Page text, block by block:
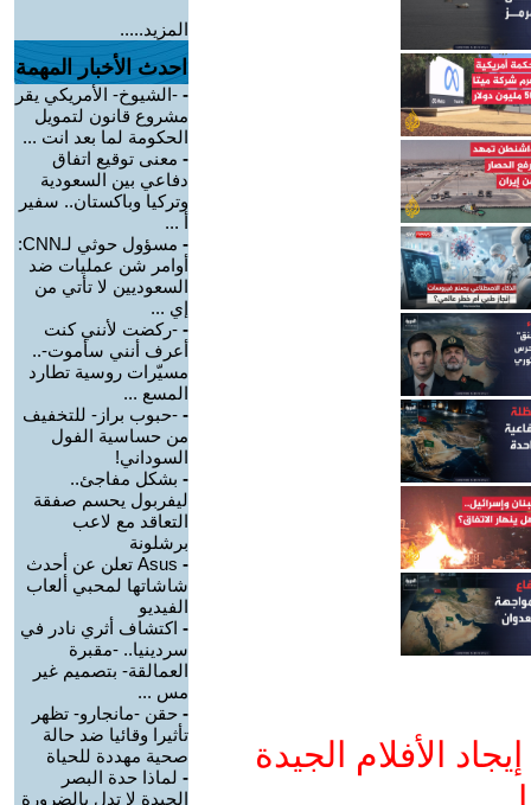
الأفلام الجيدة
المزيد.....
احدث الأخبار المهمة
- -الشيوخ- الأمريكي يقر
مشروع قانون لتمويل
الحكومة لما بعد انت ...
- معنى توقيع اتفاق
دفاعي بين السعودية
وتركيا وباكستان.. سفير
أ ...
-
مسؤول حوثي لـCNN:
أوامر شن عمليات ضد
السعوديين لا تأتي من
إي ...
- -ركضت لأنني كنت
أعرف أنني سأموت-..
مسيّرات روسية تطارد
المسع ...
- -حبوب براز- للتخفيف
من حساسية الفول
السوداني!
- بشكل مفاجئ..
ليفربول يحسم صفقة
التعاقد مع لاعب
برشلونة
-
Asus تعلن عن أحدث
شاشاتها لمحبي ألعاب
الفيديو
- اكتشاف أثري نادر في
سردينيا.. -مقبرة
العمالقة- بتصميم غير
مس ...
- حقن -مانجارو- تظهر
تأثيرا وقائيا ضد حالة
صحية مهددة للحياة
- لماذا حدة البصر
الجيدة لا تدل بالضرورة